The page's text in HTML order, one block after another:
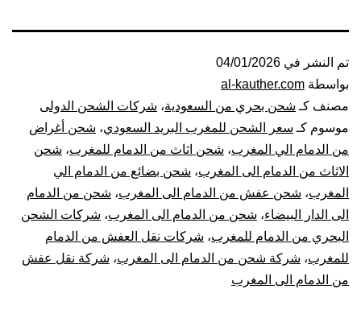
تم النشر في 04/01/2026
بواسطة al-kauther.com
مصنف كـ شحن بحري من السعودية، شركات الشحن الدولى
موسوم كـ سعر الشحن للمغرب البريد السعودي، شحن أغراض
من الدمام الي المغرب، شحن اثاث من الدمام للمغرب، شحن
الاثاث من الدمام الى المغرب، شحن بضائع من الدمام الي
المغرب، شحن عفش من الدمام الى المغرب، شحن من الدمام
الى الدار البيضاء، شحن من الدمام الى المغرب، شركات الشحن
البحري من الدمام للمغرب، شركات نقل العفش من الدمام
للمغرب، شركة شحن من الدمام الى المغرب، شركة نقل عفش
من الدمام الى المغرب